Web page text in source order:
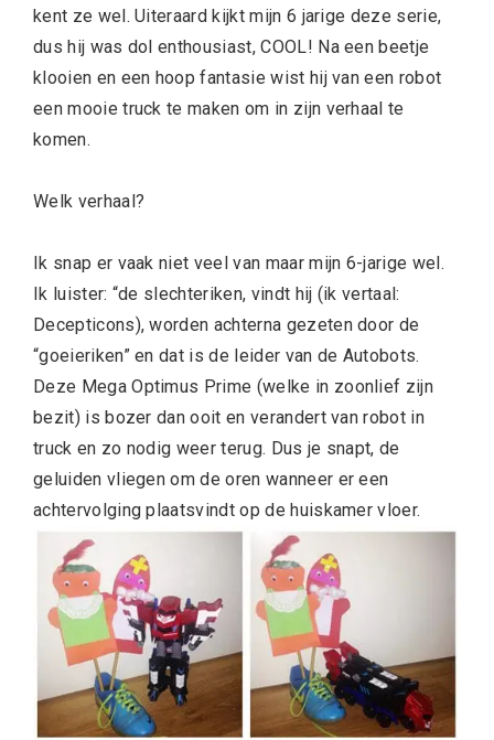
kent ze wel. Uiteraard kijkt mijn 6 jarige deze serie,
dus hij was dol enthousiast, COOL! Na een beetje
klooien en een hoop fantasie wist hij van een robot
een mooie truck te maken om in zijn verhaal te
komen.
Welk verhaal?
Ik snap er vaak niet veel van maar mijn 6-jarige wel.
Ik luister: “de slechteriken, vindt hij (ik vertaal:
Decepticons), worden achterna gezeten door de
“goeieriken” en dat is de leider van de Autobots.
Deze Mega Optimus Prime (welke in zoonlief zijn
bezit) is bozer dan ooit en verandert van robot in
truck en zo nodig weer terug. Dus je snapt, de
geluiden vliegen om de oren wanneer er een
achtervolging plaatsvindt op de huiskamer vloer.